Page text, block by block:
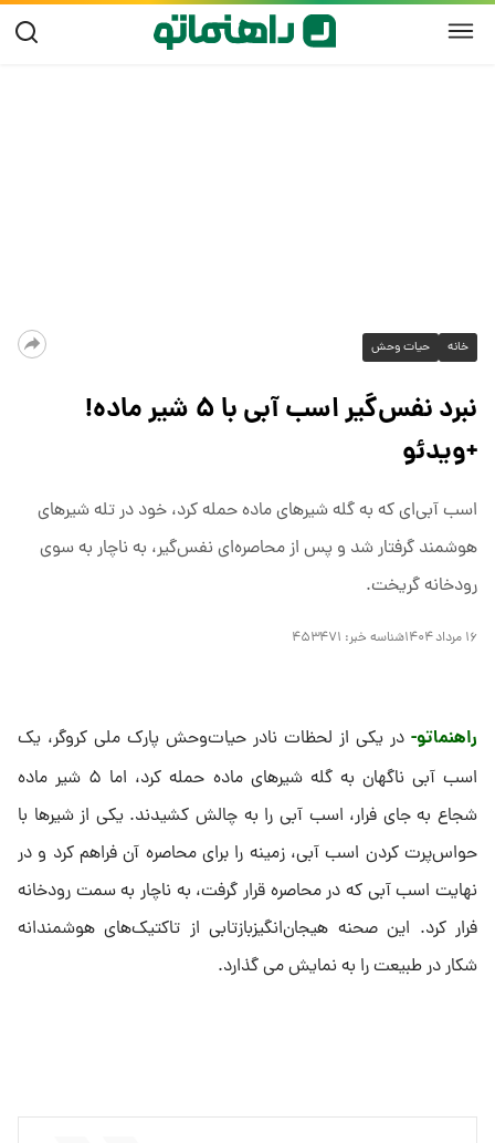
خانه حیات وحش
نبرد نفس‌گیر اسب آبی با ۵ شیر ماده!
+ویدئو
اسب آبی‌ای که به گله شیرهای ماده حمله کرد، خود در تله شیرهای
هوشمند گرفتار شد و پس از محاصره‌ای نفس‌گیر، به ناچار به سوی
رودخانه گریخت.
۱۶ مرداد ۱۴۰۴ شناسه خبر: ۴۵۳۴۷۱
راهنماتو- در یکی از لحظات نادر حیات‌وحش پارک ملی کروگر، یک
اسب آبی ناگهان به گله شیرهای ماده حمله کرد، اما ۵ شیر ماده
شجاع به جای فرار، اسب آبی را به چالش کشیدند. یکی از شیرها با
حواس‌پرت کردن اسب آبی، زمینه را برای محاصره آن فراهم کرد و در
نهایت اسب آبی که در محاصره قرار گرفت، به ناچار به سمت رودخانه
فرار کرد. این صحنه هیجان‌انگیزبازتابی از تاکتیک‌های هوشمندانه
شکار در طبیعت را به نمایش می گذارد.